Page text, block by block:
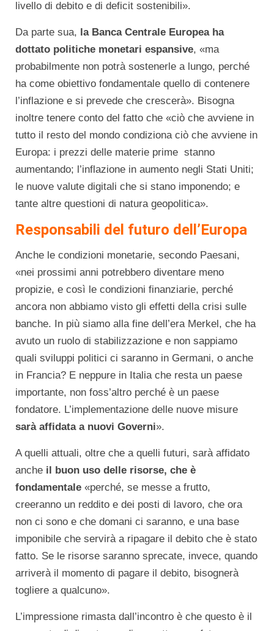
livello di debito e di deficit sostenibili».
Da parte sua, la Banca Centrale Europea ha
dottato politiche monetari espansive, «ma
probabilmente non potrà sostenerle a lungo, perché
ha come obiettivo fondamentale quello di contenere
l’inflazione e si prevede che crescerà». Bisogna
inoltre tenere conto del fatto che «ciò che avviene in
tutto il resto del mondo condiziona ciò che avviene in
Europa: i prezzi delle materie prime stanno
aumentando; l’inflazione in aumento negli Stati Uniti;
le nuove valute digitali che si stano imponendo; e
tante altre questioni di natura geopolitica».
Responsabili del futuro dell’Europa
Anche le condizioni monetarie, secondo Paesani,
«nei prossimi anni potrebbero diventare meno
propizie, e così le condizioni finanziarie, perché
ancora non abbiamo visto gli effetti della crisi sulle
banche. In più siamo alla fine dell’era Merkel, che ha
avuto un ruolo di stabilizzazione e non sappiamo
quali sviluppi politici ci saranno in Germani, o anche
in Francia? E neppure in Italia che resta un paese
importante, non foss’altro perché è un paese
fondatore. L’implementazione delle nuove misure
sarà affidata a nuovi Governi».
A quelli attuali, oltre che a quelli futuri, sarà affidato
anche il buon uso delle risorse, che è
fondamentale «perché, se messe a frutto,
creeranno un reddito e dei posti di lavoro, che ora
non ci sono e che domani ci saranno, e una base
imponibile che servirà a ripagare il debito che è stato
fatto. Se le risorse saranno sprecate, invece, quando
arriverà il momento di pagare il debito, bisognerà
togliere a qualcuno».
L’impressione rimasta dall’incontro è che questo è il